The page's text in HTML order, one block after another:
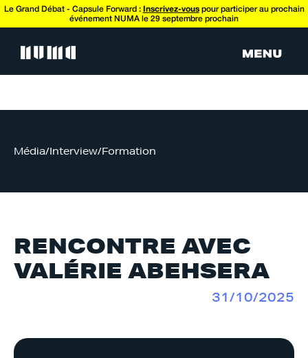
Le Grand Débat - Capsule Forward : Inscrivez-vouspour participer au prochain
événement NUMA le 29 septembre prochain
Média/Interview/Formation
RENCONTRE AVEC
VALÉRIE ABEHSERA
31/10/2025